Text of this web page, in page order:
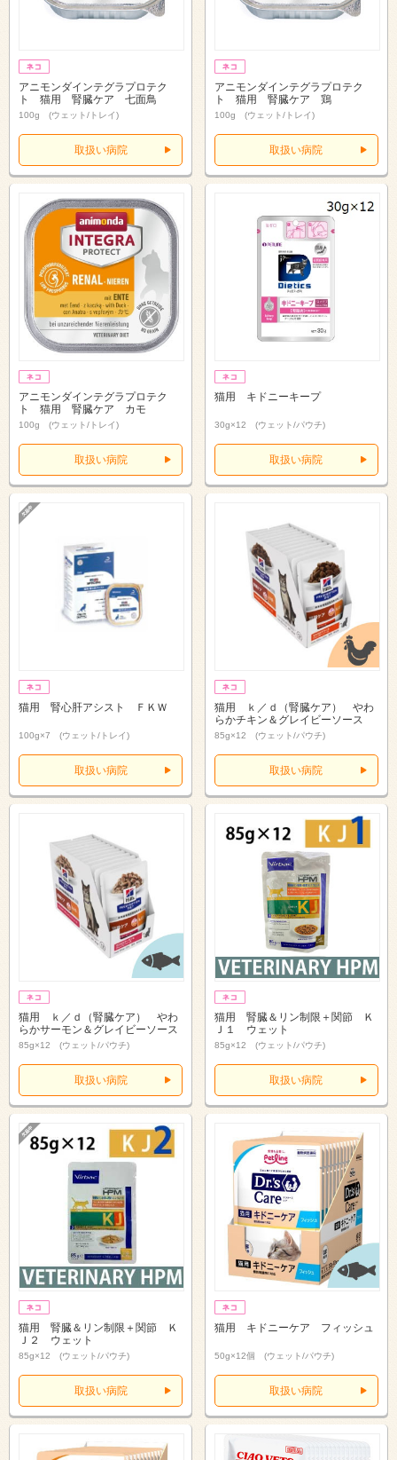
アニモンダインテグラプロテク
ト 猫用 腎臓ケア 七面鳥
100g (ウェット/トレイ)
取扱い病院
アニモンダインテグラプロテク
ト 猫用 腎臓ケア 鶏
100g (ウェット/トレイ)
取扱い病院
アニモンダインテグラプロテク
ト 猫用 腎臓ケア カモ
100g (ウェット/トレイ)
取扱い病院
猫用 キドニーキープ
30g×12 (ウェット/パウチ)
取扱い病院
猫用 腎心肝アシスト ＦＫＷ
100g×7 (ウェット/トレイ)
取扱い病院
猫用 ｋ／ｄ（腎臓ケア） やわ
らかチキン＆グレイビーソース
85g×12 (ウェット/パウチ)
取扱い病院
猫用 ｋ／ｄ（腎臓ケア） やわ
らかサーモン＆グレイビーソース
85g×12 (ウェット/パウチ)
取扱い病院
猫用 腎臓＆リン制限＋関節 Ｋ
Ｊ１ ウェット
85g×12 (ウェット/パウチ)
取扱い病院
猫用 腎臓＆リン制限＋関節 Ｋ
Ｊ２ ウェット
85g×12 (ウェット/パウチ)
取扱い病院
猫用 キドニーケア フィッシュ
50g×12個 (ウェット/パウチ)
取扱い病院